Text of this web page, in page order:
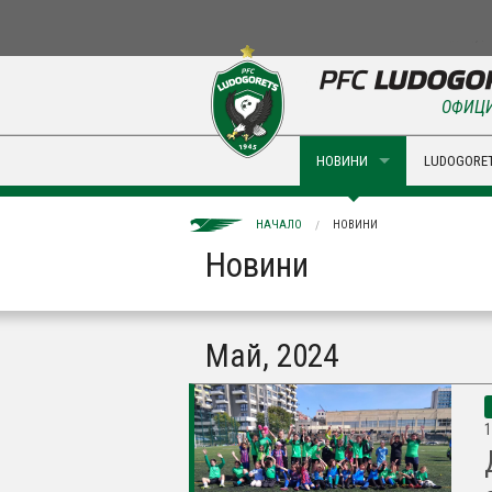
НОВИНИ
НАЧАЛО НОВИНИ
Новини
Май, 2024